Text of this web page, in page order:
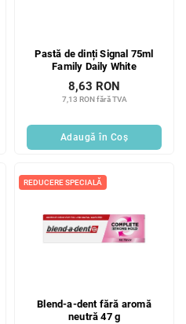
Pastă de dinți Signal 75ml
Family Daily White
7,13 RON fără TVA
8,63 RON
Adaugă în Coş
REDUCERE SPECIALĂ
Blend-a-dent fără aromă
neutră 47 g